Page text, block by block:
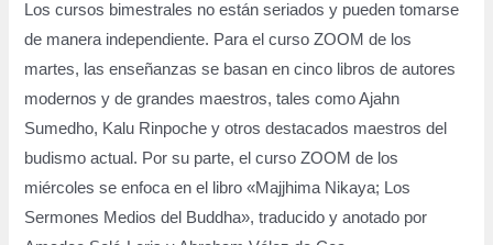
Los cursos bimestrales no están seriados y pueden tomarse
de manera independiente. Para el curso ZOOM de los
martes, las enseñanzas se basan en cinco libros de autores
modernos y de grandes maestros, tales como Ajahn
Sumedho, Kalu Rinpoche y otros destacados maestros del
budismo actual. Por su parte, el curso ZOOM de los
miércoles se enfoca en el libro «Majjhima Nikaya; Los
Sermones Medios del Buddha», traducido y anotado por